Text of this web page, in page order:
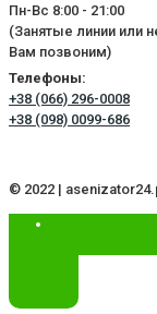
Пн-Вс 8:00 - 21:00
(Занятые линии или
Вам позвоним)
Телефоны:
+38 (066) 296-0008
+38 (098) 0099-686
© 2022 |